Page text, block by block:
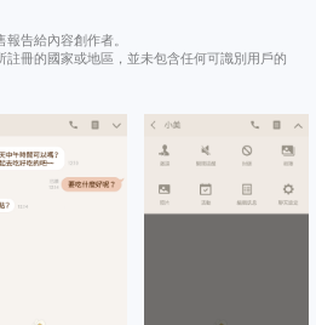
告給內容創作者。
冊的國家或地區，並未包含任何可識別用戶的